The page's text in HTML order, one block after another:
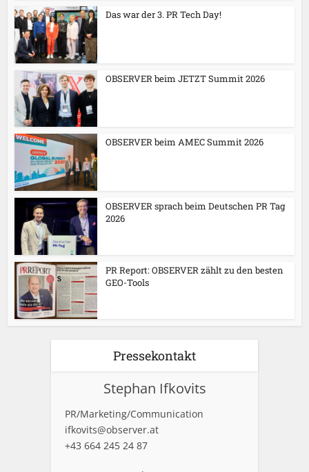
Das war der 3. PR Tech Day!
OBSERVER beim JETZT Summit 2026
OBSERVER beim AMEC Summit 2026
OBSERVER sprach beim Deutschen PR Tag
2026
PR Report: OBSERVER zählt zu den besten
GEO-Tools
Pressekontakt
Stephan Ifkovits
PR/Marketing/Communication
ifkovits@observer.at
+43 664 245 24 87